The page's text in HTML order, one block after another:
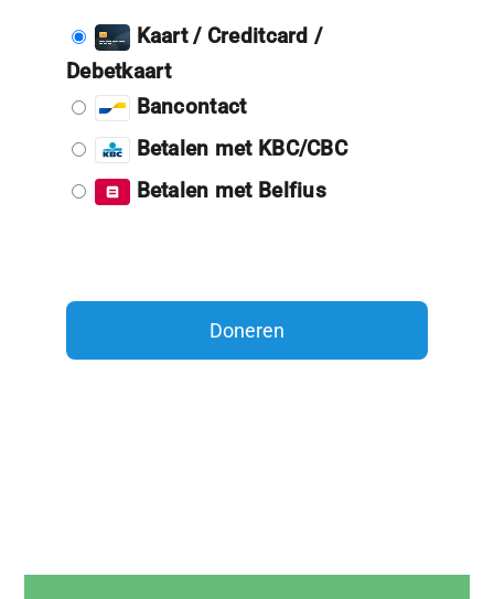
Kaart / Creditcard /
Debetkaart
Bancontact
Betalen met KBC/CBC
Betalen met Belfius